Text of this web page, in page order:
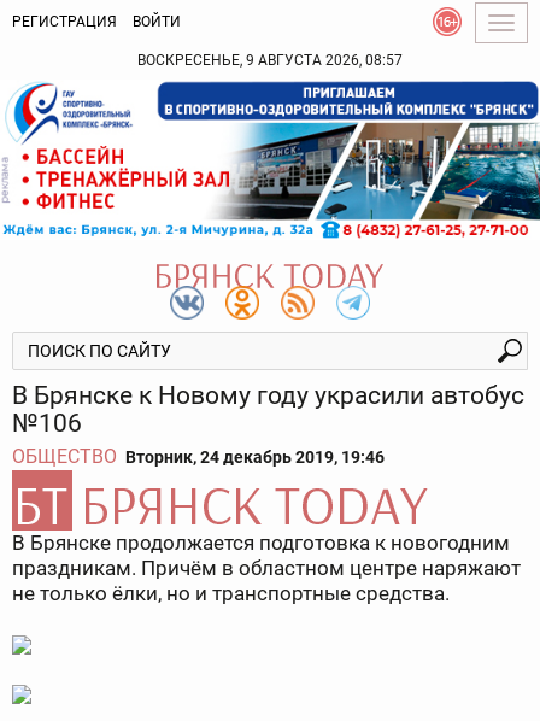
РЕГИСТРАЦИЯ ВОЙТИ
ВОСКРЕСЕНЬЕ, 9 АВГУСТА 2026, 08:57
В Брянске к Новому году украсили автобус
№106
ОБЩЕСТВО Вторник, 24 декабрь 2019, 19:46
В Брянске продолжается подготовка к новогодним
праздникам. Причём в областном центре наряжают
не только ёлки, но и транспортные средства.